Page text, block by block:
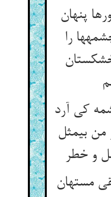
پنهان
را
کی آرد
بی‏مثل
و خطر
مستهان